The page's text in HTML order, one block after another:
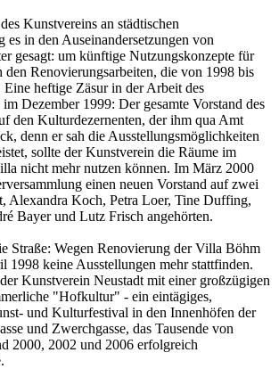
Kunstvereins an städtischen
es in den Auseinandersetzungen von
gesagt: um künftige Nutzungskonzepte für
Renovierungsarbeiten, die von 1998 bis
Eine heftige Zäsur in der Arbeit des
Dezember 1999: Der gesamte Vorstand des
den Kulturdezernenten, der ihm qua Amt
denn er sah die Ausstellungsmöglichkeiten
sollte der Kunstverein die Räume im
nicht mehr nutzen können. Im März 2000
einen neuen Vorstand auf zwei
Alexandra Koch, Petra Loer, Tine Duffing,
Bayer und Lutz Frisch angehörten.
Straße: Wegen Renovierung der Villa Böhm
1998 keine Ausstellungen mehr stattfinden.
Kunstverein Neustadt mit einer großzügigen
"Hofkultur" - ein eintägiges,
und Kulturfestival in den Innenhöfen der
und Zwerchgasse, das Tausende von
2000, 2002 und 2006 erfolgreich